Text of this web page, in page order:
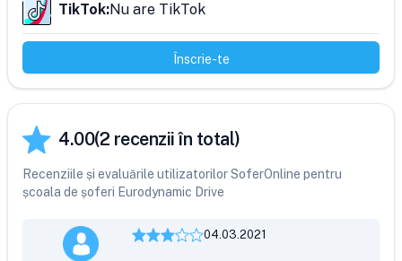
TikTok:Nu are TikTok
Înscrie-te
4.00(2 recenzii în total)
Recenziile și evaluările utilizatorilor SoferOnline pentru
școala de șoferi Eurodynamic Drive
04.03.2021